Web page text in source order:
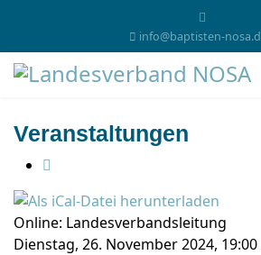
info@baptisten-
Veranstaltungen
Online: Landesverbandsleitung
Dienstag, 26. November 2024, 19:00